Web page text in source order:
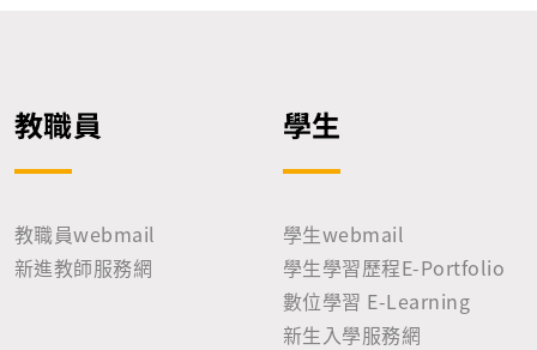
教職員
教職員webmail
新進教師服務網
學生
學生webmail
學生學習歷程E-Portfolio
數位學習 E-Learning
新生入學服務網